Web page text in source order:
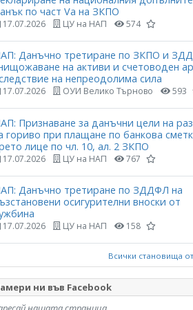
по част Vа на ЗКПО
17.07.2026 ЦУ на НАП 574
Данъчно третиране по ЗКПО и
на активи и счетоводен
на непреодолима сила
17.07.2026 ОУИ Велико Търново 593
Признаване за данъчни цели на
гориво при плащане по банкова
лице по чл. 10, ал. 2 ЗКПО
17.07.2026 ЦУ на НАП 767
Данъчно третиране по ЗДДФЛ на
осигурителни вноски от
17.07.2026 ЦУ на НАП 158
Всички становища
ни във Facebook